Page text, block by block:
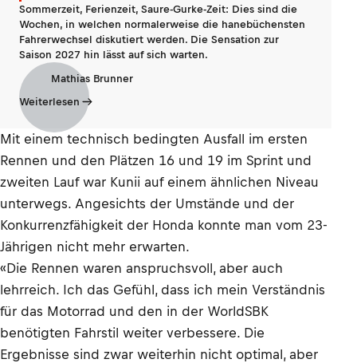
Sommerzeit, Ferienzeit, Saure-Gurke-Zeit: Dies sind die
Wochen, in welchen normalerweise die hanebüchensten
Fahrerwechsel diskutiert werden. Die Sensation zur
Saison 2027 hin lässt auf sich warten.
Mathias Brunner
Weiterlesen
Mit einem technisch bedingten Ausfall im ersten
Rennen und den Plätzen 16 und 19 im Sprint und
zweiten Lauf war Kunii auf einem ähnlichen Niveau
unterwegs. Angesichts der Umstände und der
Konkurrenzfähigkeit der Honda konnte man vom 23-
Jährigen nicht mehr erwarten.
«Die Rennen waren anspruchsvoll, aber auch
lehrreich. Ich das Gefühl, dass ich mein Verständnis
für das Motorrad und den in der WorldSBK
benötigten Fahrstil weiter verbessere. Die
Ergebnisse sind zwar weiterhin nicht optimal, aber